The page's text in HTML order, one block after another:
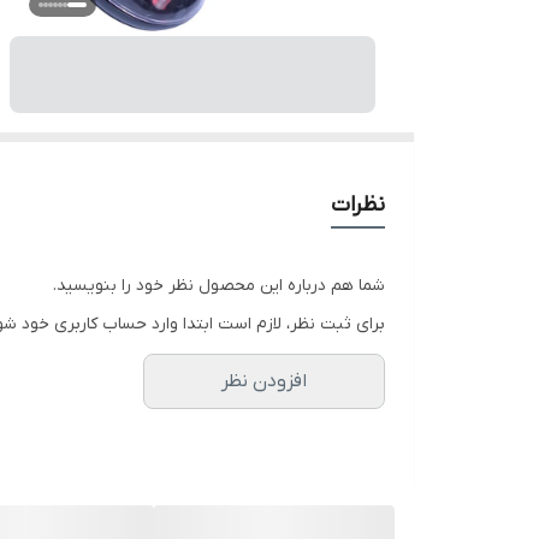
نظرات
شما هم درباره این محصول نظر خود را بنویسید.
برای ثبت نظر، لازم است ابتدا وارد حساب کاربری خود
افزودن نظر